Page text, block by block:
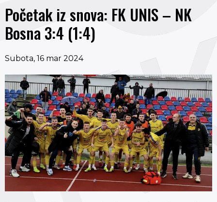
Početak iz snova: FK UNIS – NK
Bosna 3:4 (1:4)
Subota, 16 mar 2024